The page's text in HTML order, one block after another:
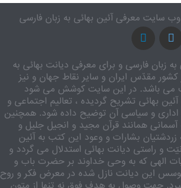
زبان فارسی و برای معرفی دیانت بهائی به
کشور مقدّس ایران و سایر نقاط جهان و نیز
می باشد. در این سایت کوشش می شود
بهائی تشریح گردیده ، تعالیم اجتماعی و
اداری و سیاسی آن توضیح داده شود. همچنین
آسمانی همانند قرآن مجید و انجیل جلیل و
بشارات و وعود این کتب به آئین
و راستی دیانت بهائی استدلال می گردد و
الهی که به وحی خداوند بر حضرت باب و
این دیانت نازل شده در معرض فکر و روح